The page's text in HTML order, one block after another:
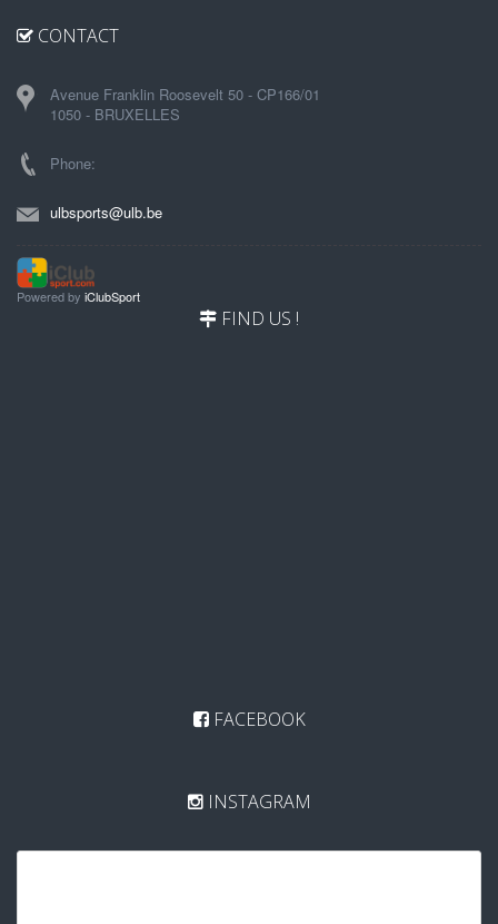
CONTACT
Avenue Franklin Roosevelt 50 - CP166/01
1050 - BRUXELLES
Phone:
ulbsports@ulb.be
Powered by iClubSport
FIND US !
FACEBOOK
INSTAGRAM